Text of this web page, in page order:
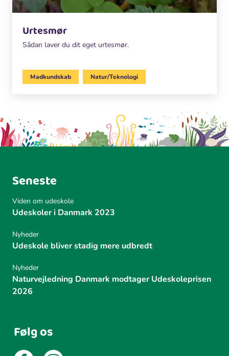
Urtesmør
Sådan laver du dit eget urtesmør.
Madkundskab Natur/Teknologi
Seneste
Viden om udeskole
Udeskoler i Danmark 2023
Nyheder
Udeskole bliver stadig mere udbredt
Nyheder
Naturvejledning Danmark modtager Udeskoleprisen
2026
Følg os